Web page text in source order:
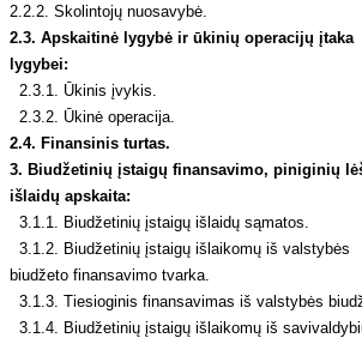
2.2.2. Skolintojų nuosavybė.
2.3. Apskaitinė lygybė ir ūkinių operacijų įtaka
lygybei:
2.3.1. Ūkinis įvykis.
2.3.2. Ūkinė operacija.
2.4. Finansinis turtas.
3. Biudžetinių įstaigų finansavimo, piniginių
išlaidų apskaita:
3.1.1. Biudžetinių įstaigų išlaidų sąmatos.
3.1.2. Biudžetinių įstaigų išlaikomų iš valstybės
biudžeto finansavimo tvarka.
3.1.3. Tiesioginis finansavimas iš valstybės
3.1.4. Biudžetinių įstaigų išlaikomų iš